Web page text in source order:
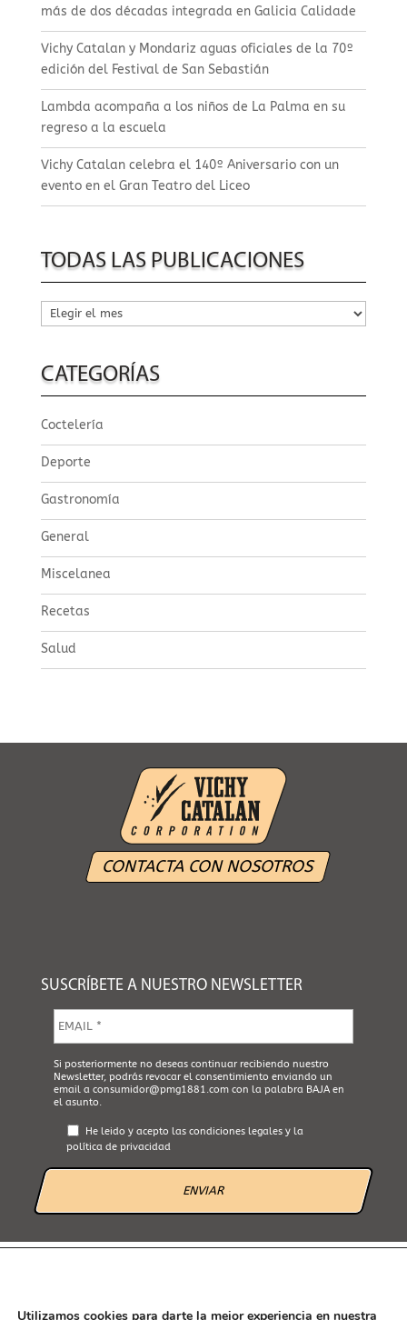
más de dos décadas integrada en Galicia Calidade
Vichy Catalan y Mondariz aguas oficiales de la 70º
edición del Festival de San Sebastián
Lambda acompaña a los niños de La Palma en su
regreso a la escuela
Vichy Catalan celebra el 140º Aniversario con un
evento en el Gran Teatro del Liceo
TODAS LAS PUBLICACIONES
Todas
las
CATEGORÍAS
Coctelería
Deporte
Gastronomía
General
Miscelanea
Recetas
Salud
CONTACTA CON NOSOTROS
SUSCRÍBETE A NUESTRO NEWSLETTER
m
a
i
l
*
A
c
e
p
e
l
Si posteriormente no deseas continuar recibiendo nuestro
Newsletter, podrás revocar el consentimiento enviando un
email a consumidor@pmg1881.comcon la palabra BAJA en
el asunto.
He leido y acepto las condiciones legalesy la
política de privacidad
Utilizamos cookies para darte la mejor experiencia en nuestra